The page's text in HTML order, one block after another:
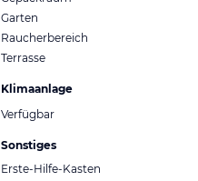
Garten
Raucherbereich
Terrasse
Klimaanlage
Verfügbar
Sonstiges
Erste-Hilfe-Kasten